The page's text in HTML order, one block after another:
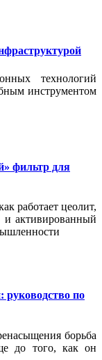
технологий
инструментом
фильтр для
работает цеолит,
и активированный
по
борьба
до того, как он